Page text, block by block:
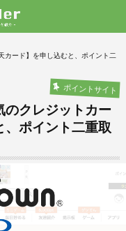
カード】を申し込むと、ポイント二
ポイントサイト
クレジットカー
、ポイント二重取